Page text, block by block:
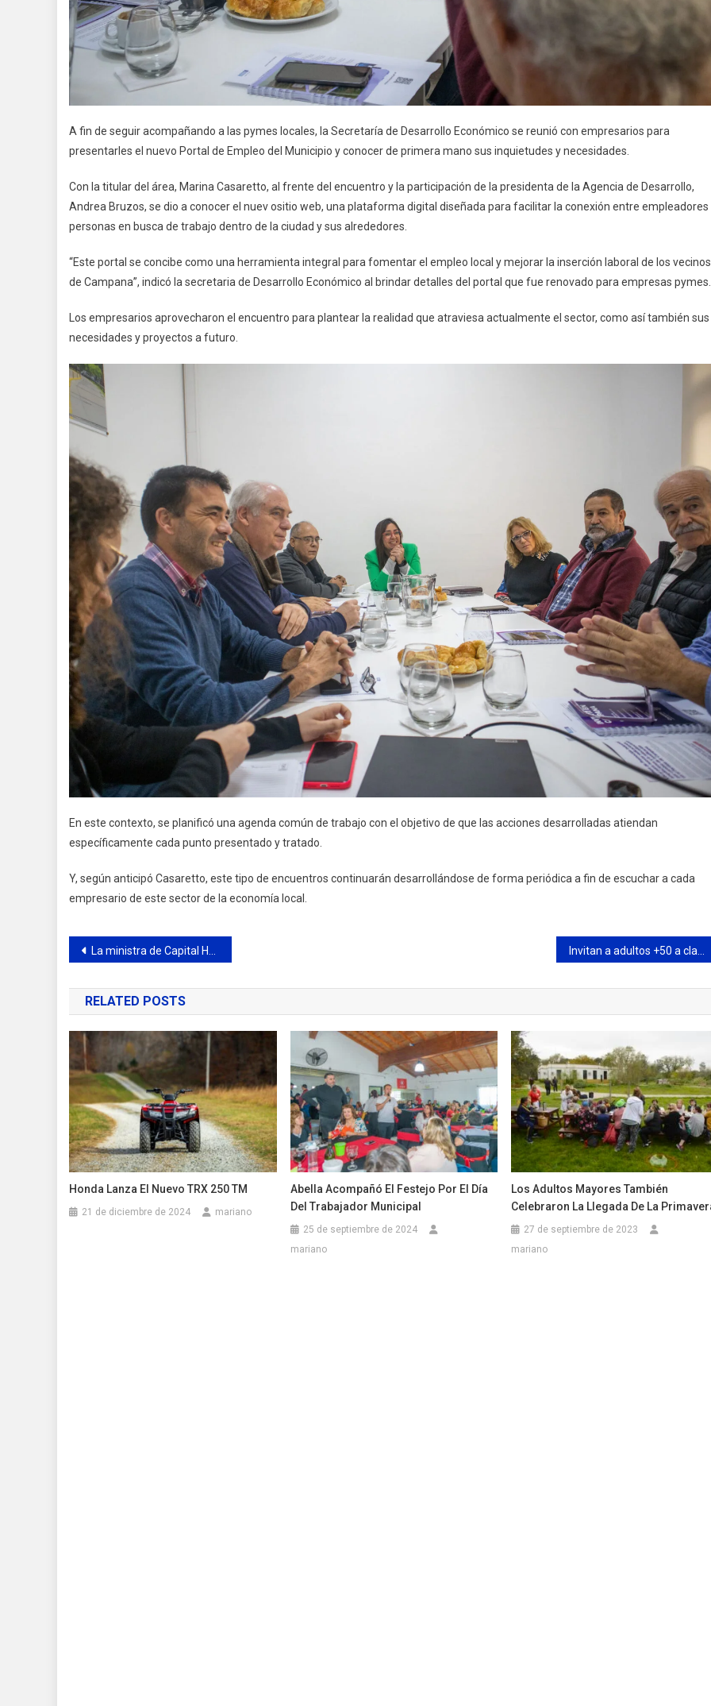
A fin de seguir acompañando a las pymes locales, la Secretaría de Desarrollo Económico se reunió con empresarios para
presentarles el nuevo Portal de Empleo del Municipio y conocer de primera mano sus inquietudes y necesidades.
Con la titular del área, Marina Casaretto, al frente del encuentro y la participación de la presidenta de la Agencia de Desarrollo,
Andrea Bruzos, se dio a conocer el nuev ositio web, una plataforma digital diseñada para facilitar la conexión entre empleadores
personas en busca de trabajo dentro de la ciudad y sus alrededores.
“Este portal se concibe como una herramienta integral para fomentar el empleo local y mejorar la inserción laboral de los vecinos
de Campana”, indicó la secretaria de Desarrollo Económico al brindar detalles del portal que fue renovado para empresas pymes.
Los empresarios aprovecharon el encuentro para plantear la realidad que atraviesa actualmente el sector, como así también sus
necesidades y proyectos a futuro.
En este contexto, se planificó una agenda común de trabajo con el objetivo de que las acciones desarrolladas atiendan
específicamente cada punto presentado y tratado.
Y, según anticipó Casaretto, este tipo de encuentros continuarán desarrollándose de forma periódica a fin de escuchar a cada
empresario de este sector de la economía local.
Navegación
de
entradas
La ministra de Capital Humano recorrió la Escuela Técnica Roberto Rocca
RELATED POSTS
Honda Lanza El Nuevo TRX 250 TM
21 de diciembre de 2024 mariano
Abella Acompañó El Festejo Por El Día
Del Trabajador Municipal
25 de septiembre de 2024
mariano
Los Adultos Mayores También
Celebraron La Llegada De La
27 de septiembre de 2023
mariano